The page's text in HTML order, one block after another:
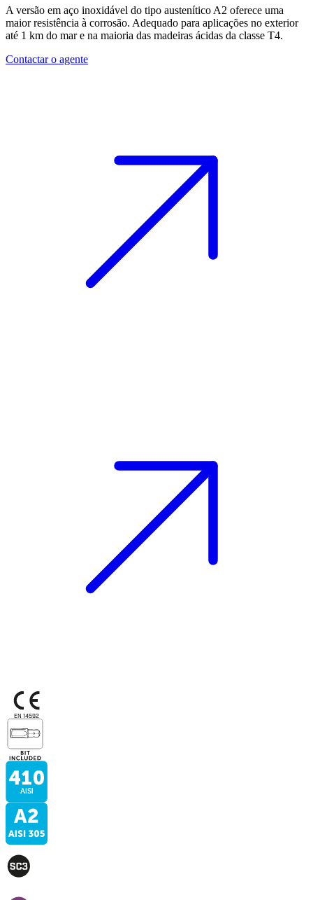
A versão em aço inoxidável do tipo austenítico A2 oferece uma
maior resistência à corrosão. Adequado para aplicações no exterior
até 1 km do mar e na maioria das madeiras ácidas da classe T4.
Contactar o agente
EN 14592